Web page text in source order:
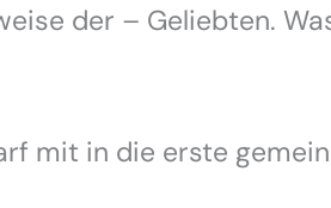
der – Geliebten.
mit in die erste